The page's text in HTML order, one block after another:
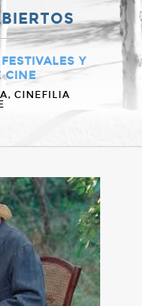
Y
CINE
CINEFILIA